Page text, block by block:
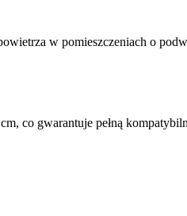
w pomieszczeniach o
co gwarantuje pełną